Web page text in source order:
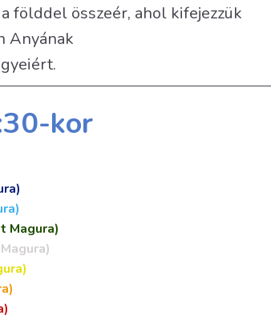
földdel összeér, ahol kifejezzük
Anyának
kor
Magura)